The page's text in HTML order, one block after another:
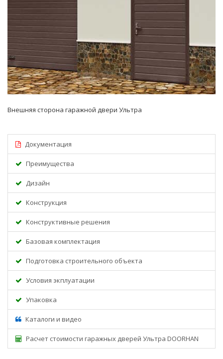
Внешняя сторона гаражной двери Ультра
Документация
Преимущества
Дизайн
Конструкция
Конструктивные решения
Базовая комплектация
Подготовка строительного объекта
Условия экплуатации
Упаковка
Каталоги и видео
Расчет стоимости гаражных дверей Ультра DOORHAN